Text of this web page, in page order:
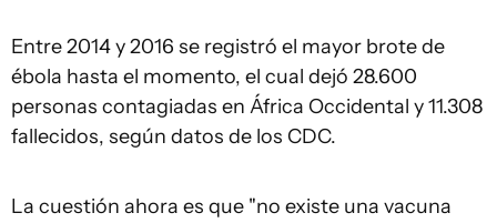
Entre 2014 y 2016 se registró el mayor brote de
ébola hasta el momento, el cual dejó 28.600
personas contagiadas en África Occidental y 11.308
fallecidos, según datos de los CDC.
La cuestión ahora es que "no existe una vacuna